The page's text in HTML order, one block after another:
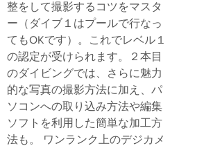
整をして撮影するコツをマスタ
ー（ダイブ１はプールで行なっ
てもOKです）。これでレベル１
の認定が受けられます。２本目
のダイビングでは、さらに魅力
的な写真の撮影方法に加え、パ
ソコンへの取り込み方法や編集
ソフトを利用した簡単な加工方
法も。 ワンランク上のデジカメ